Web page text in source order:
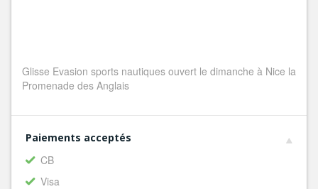
Glisse Evasion sports nautiques ouvert le dimanche à Nice la
Promenade des Anglais
Paiements acceptés
CB
Visa